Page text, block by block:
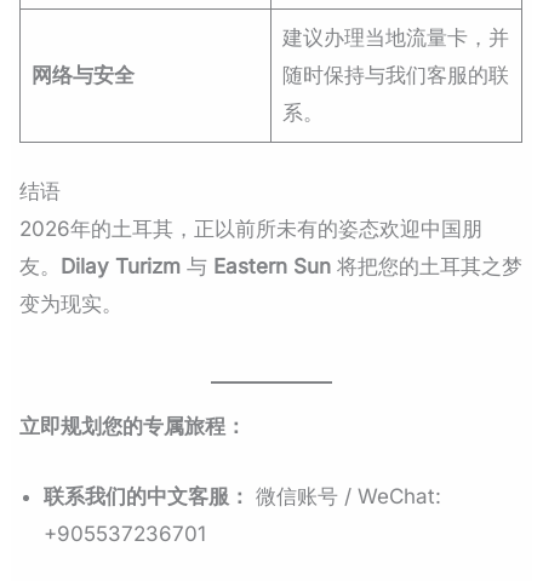
网络与安全
建议办理当地流量卡，并
随时保持与我们客服的联
系。
结语
2026年的土耳其，正以前所未有的姿态欢迎中国朋
友。
Dilay Turizm 与 Eastern Sun 将把您的土耳其之梦
变为现实。
立即规划您的专属旅程：
联系我们的中文客服： 微信账号 / WeChat:
+905537236701